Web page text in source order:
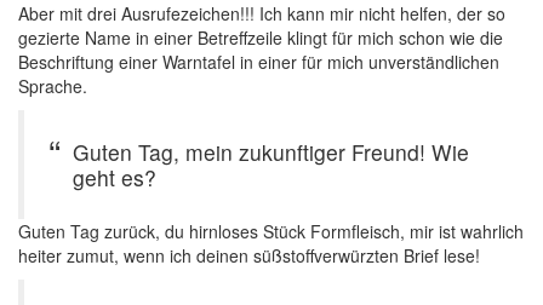
Aber mit drei Ausrufezeichen!!! Ich kann mir nicht helfen, der so
gezierte Name in einer Betreffzeile klingt für mich schon wie die
Beschriftung einer Warntafel in einer für mich unverständlichen
Sprache.
Guten Tag, mein zukunftiger Freund! Wie
geht es?
Guten Tag zurück, du hirnloses Stück Formfleisch, mir ist wahrlich
heiter zumut, wenn ich deinen süßstoffverwürzten Brief lese!